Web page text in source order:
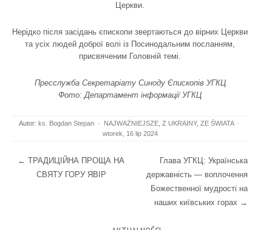
Церкви.
Нерідко після засідань єпископи звертаються до вірних Церкви
та усіх людей доброї волі із Посинодальним посланням,
присвяченим Головній темі.
Пресслужба Секретаріату Синоду Єпископів УГКЦ
Фото: Департамент інформації УГКЦ
Autor: ks. Bogdan Stepan · NAJWAŻNIEJSZE, Z UKRAINY, ZE ŚWIATA
·
wtorek, 16 lip 2024
Post navigation
← ТРАДИЦІЙНА ПРОЩА НА
СВЯТУ ГОРУ ЯВІР
Глава УГКЦ: Українська
державність — воплочення
Божественної мудрості на
наших київських горах →